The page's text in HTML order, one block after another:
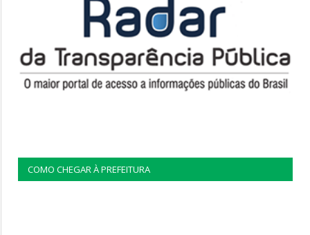
COMO CHEGAR À PREFEITURA